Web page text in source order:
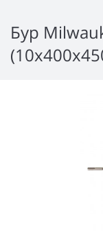
Бур